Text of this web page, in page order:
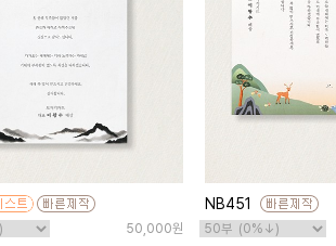
50,000원
NB451